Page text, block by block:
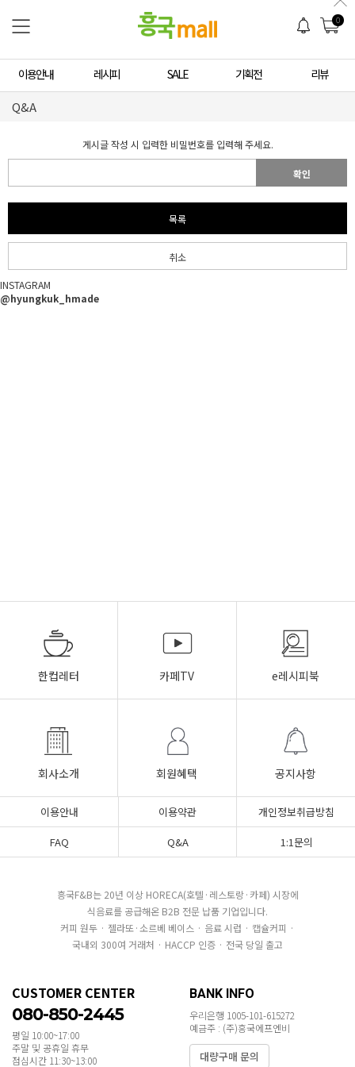
0
이용안내 레시피 SALE 기획전 리뷰
Q&A
게시글 작성 시 입력한 비밀번호를 입력해 주세요.
확인
목록
취소
INSTAGRAM
@hyungkuk_hmade
한컵레터 카페TV e레시피북
회사소개 회원혜택 공지사항
이용안내 이용약관
개인정보취급방침
FAQ
Q&A 1:1문의
흥국F&B는 20년 이상 HORECA(호텔·레스토랑·카페) 시장에
식음료를 공급해온 B2B 전문 납품 기업입니다.
커피 원두 · 젤라또·소르베 베이스 · 음료 시럽 · 캡슐커피 ·
국내외 300여 거래처 · HACCP 인증 · 전국 당일 출고
CUSTOMER CENTER
080-850-2445
평일 10:00~17:00
주말 및 공휴일 휴무
점심시간 11:30~13:00
BANK INFO
우리은행 1005-101-615272
예금주 : (주)흥국에프엔비
대량구매 문의